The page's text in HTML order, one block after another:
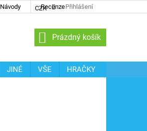
Návody Recenze
CZK Přihlášení
NÁKUPNÍ
KOŠÍK
Prázdný košík
JINÉ VŠE
HRAČKY